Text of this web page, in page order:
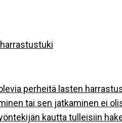
perheitä lasten
tai sen jatkaminen ei
kautta tulleisiin